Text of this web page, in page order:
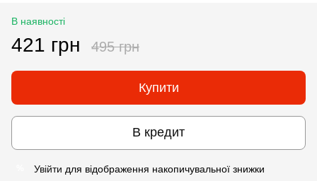
В наявності
421 грн 495 грн
Купити
В кредит
Увійти для відображення накопичувальної знижки